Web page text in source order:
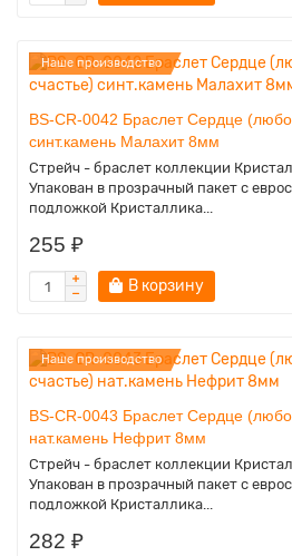
Наше производство
BS-CR-0042 Браслет Сердце
синт.камень Малахит 8мм
Стрейч - браслет коллекции
Упакован в прозрачный пакет с
подложкой Кристаллика...
255 ₽
В корзину
Наше производство
BS-CR-0043 Браслет Сердце
нат.камень Нефрит 8мм
Стрейч - браслет коллекции
Упакован в прозрачный пакет с
подложкой Кристаллика...
282 ₽